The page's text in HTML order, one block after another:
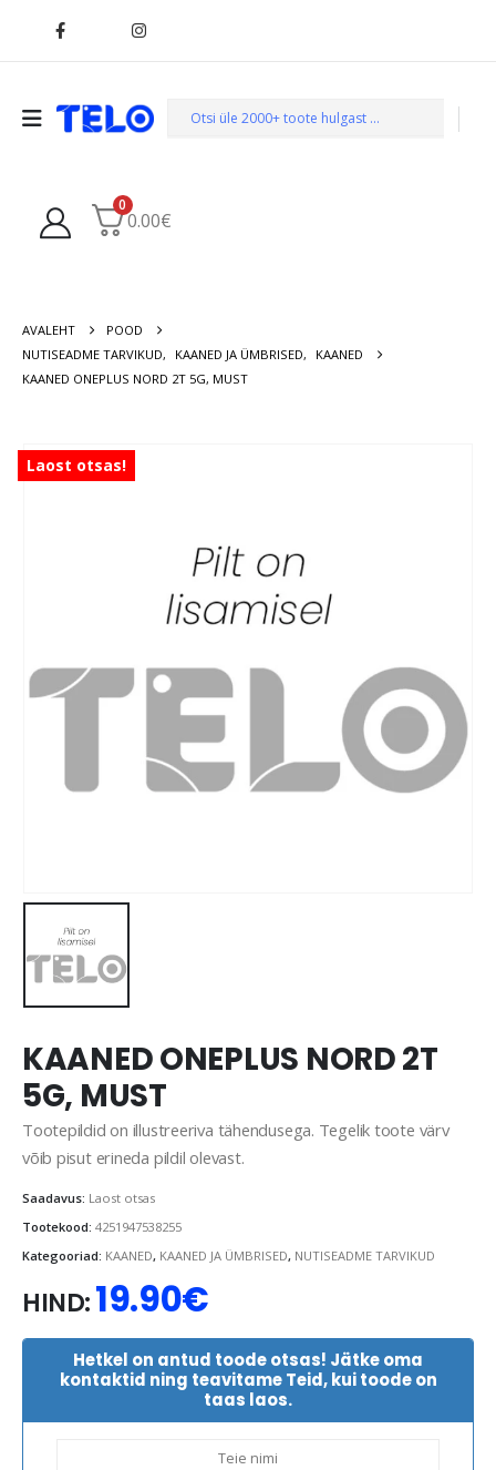
0
0.00€
AVALEHT
POOD
NUTISEADME TARVIKUD, KAANED JA ÜMBRISED,
KAANED
KAANED ONEPLUS NORD 2T 5G, MUST
Laost otsas!
KAANED ONEPLUS NORD 2T
5G, MUST
Tootepildid on illustreeriva tähendusega. Tegelik toote värv
võib pisut erineda pildil olevast.
Saadavus: Laost otsas
Tootekood: 4251947538255
Kategooriad: KAANED, KAANED JA ÜMBRISED, NUTISEADME TARVIKUD
HIND:19.90€
Hetkel on antud toode otsas! Jätke oma
kontaktid ning teavitame Teid, kui toode on
taas laos.